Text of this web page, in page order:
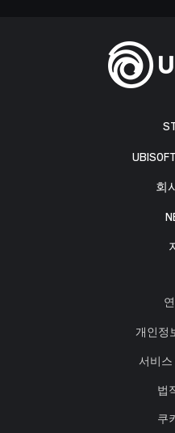
회
개인정
서비
법
쿠